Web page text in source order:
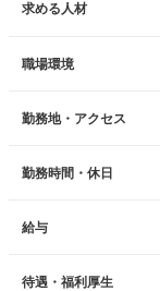
求める人材
職場環境
勤務地・アクセス
勤務時間・休日
給与
待遇・福利厚生